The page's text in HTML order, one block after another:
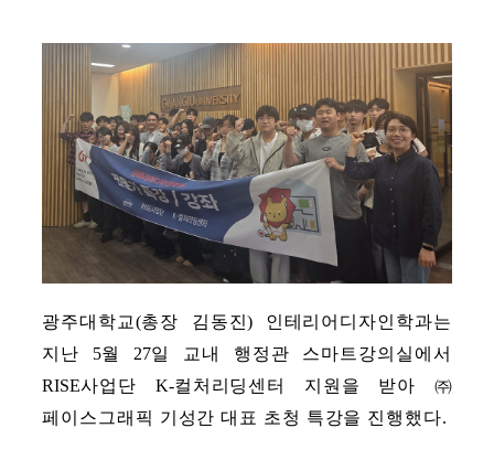
광주대학교(총장 김동진) 인테리어디자인학과는
지난 5월 27일 교내 행정관 스마트강의실에서
RISE사업단 K-컬처리딩센터 지원을 받아 ㈜
페이스그래픽 기성간 대표 초청 특강을 진행했다.